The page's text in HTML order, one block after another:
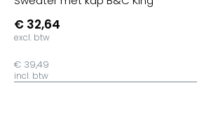
€ 32,64
excl. btw
€ 39,49
incl. btw